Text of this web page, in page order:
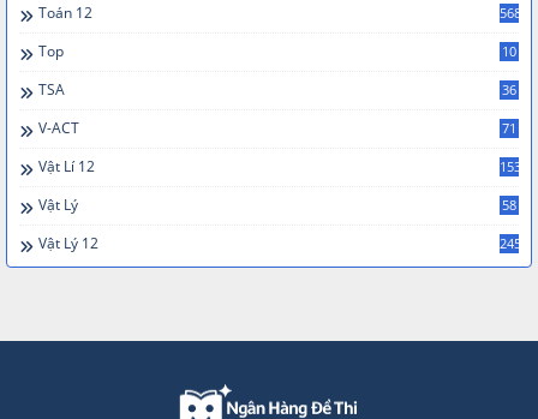
Toán 12 568
Top 10
TSA 36
V-ACT 71
Vật Lí 12 153
Vật Lý 58
Vật Lý 12 245